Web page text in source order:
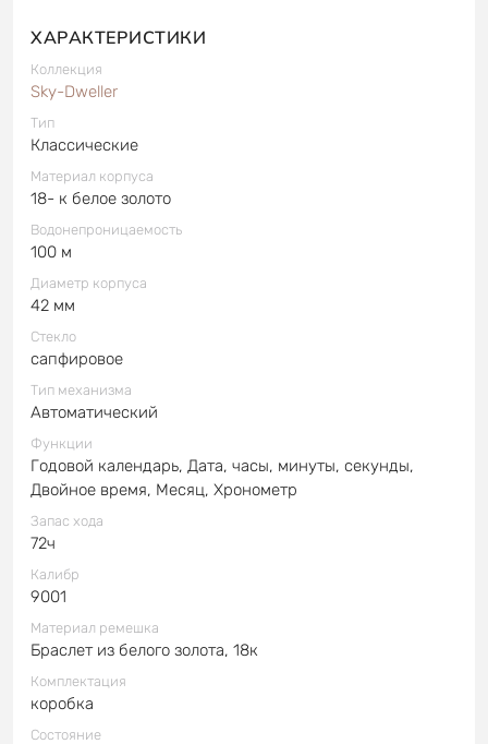
ХАРАКТЕРИСТИКИ
Коллекция
Sky-Dweller
Тип
Классические
Материал корпуса
18- к белое золото
Водонепроницаемость
100 м
Диаметр корпуса
42 мм
Стекло
сапфировое
Тип механизма
Автоматический
Функции
Годовой календарь, Дата, часы, минуты, секунды,
Двойное время, Месяц, Хронометр
Запас хода
72ч
Калибр
9001
Материал ремешка
Браслет из белого золота, 18к
Комплектация
коробка
Состояние